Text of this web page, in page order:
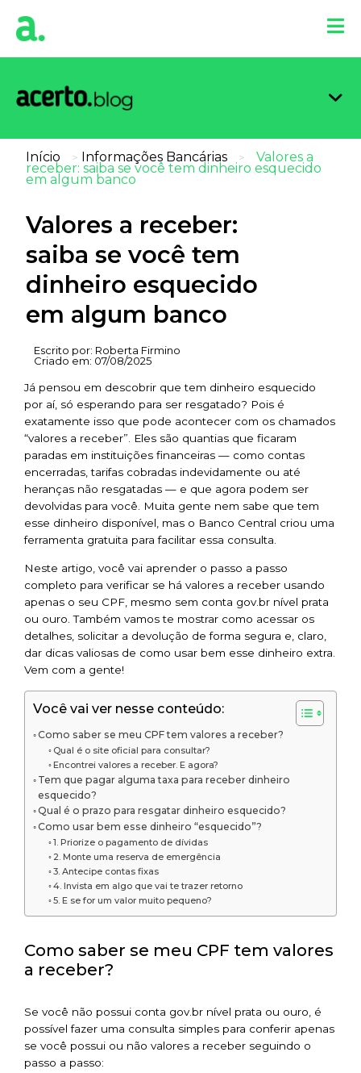
Início > Informações Bancárias > Valores a
receber: saiba se você tem dinheiro esquecido
em algum banco
Valores a receber:
saiba se você tem
dinheiro esquecido
em algum banco
Escrito por: Roberta Firmino
Criado em: 07/08/2025
Já pensou em descobrir que tem dinheiro esquecido
por aí, só esperando para ser resgatado? Pois é
exatamente isso que pode acontecer com os chamados
“valores a receber”. Eles são quantias que ficaram
paradas em instituições financeiras — como contas
encerradas, tarifas cobradas indevidamente ou até
heranças não resgatadas — e que agora podem ser
devolvidas para você. Muita gente nem sabe que tem
esse dinheiro disponível, mas o Banco Central criou uma
ferramenta gratuita para facilitar essa consulta.
Neste artigo, você vai aprender o passo a passo
completo para verificar se há valores a receber usando
apenas o seu CPF, mesmo sem conta gov.br nível prata
ou ouro. Também vamos te mostrar como acessar os
detalhes, solicitar a devolução de forma segura e, claro,
dar dicas valiosas de como usar bem esse dinheiro extra.
Vem com a gente!
Você vai ver nesse conteúdo:
Como saber se meu CPF tem valores a receber?
Qual é o site oficial para consultar?
Encontrei valores a receber. E agora?
Tem que pagar alguma taxa para receber dinheiro
esquecido?
Qual é o prazo para resgatar dinheiro esquecido?
Como usar bem esse dinheiro “esquecido”?
1. Priorize o pagamento de dívidas
2. Monte uma reserva de emergência
3. Antecipe contas fixas
4. Invista em algo que vai te trazer retorno
5. E se for um valor muito pequeno?
Como saber se meu CPF tem valores
a receber?
Se você não possui conta gov.br nível prata ou ouro, é
possível fazer uma consulta simples para conferir apenas
se você possui ou não valores a receber seguindo o
passo a passo: